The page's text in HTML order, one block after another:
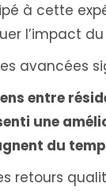
à cette
l’impact
avancées
entre
une
du
retours